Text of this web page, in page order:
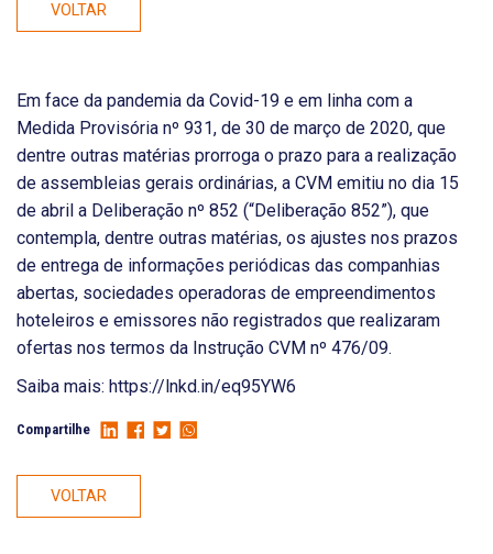
VOLTAR
Em face da pandemia da Covid-19 e em linha com a
Medida Provisória nº 931, de 30 de março de 2020, que
dentre outras matérias prorroga o prazo para a realização
de assembleias gerais ordinárias, a CVM emitiu no dia 15
de abril a Deliberação nº 852 (“Deliberação 852”), que
contempla, dentre outras matérias, os ajustes nos prazos
de entrega de informações periódicas das companhias
abertas, sociedades operadoras de empreendimentos
hoteleiros e emissores não registrados que realizaram
ofertas nos termos da Instrução CVM nº 476/09.
Saiba mais: https://lnkd.in/eq95YW6
Compartilhe
VOLTAR